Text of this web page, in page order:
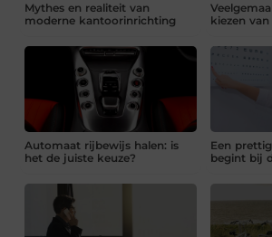
Mythes en realiteit van
moderne kantoorinrichting
kiezen
Automaat rijbewijs halen: is
het de juiste keuze?
Een
begint bij